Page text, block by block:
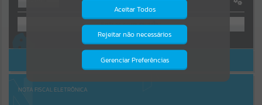
Por favor, aguarde...
OU
Cadastre-se|Recuperar Senha
ACESSAR SEM LOGIN
NOTA FISCAL ELETRÔNICA
Aceitar Todos
Rejeitar não necessários
Gerenciar Preferências
Isto significa que diversos recursos
providenciados poderão não estar